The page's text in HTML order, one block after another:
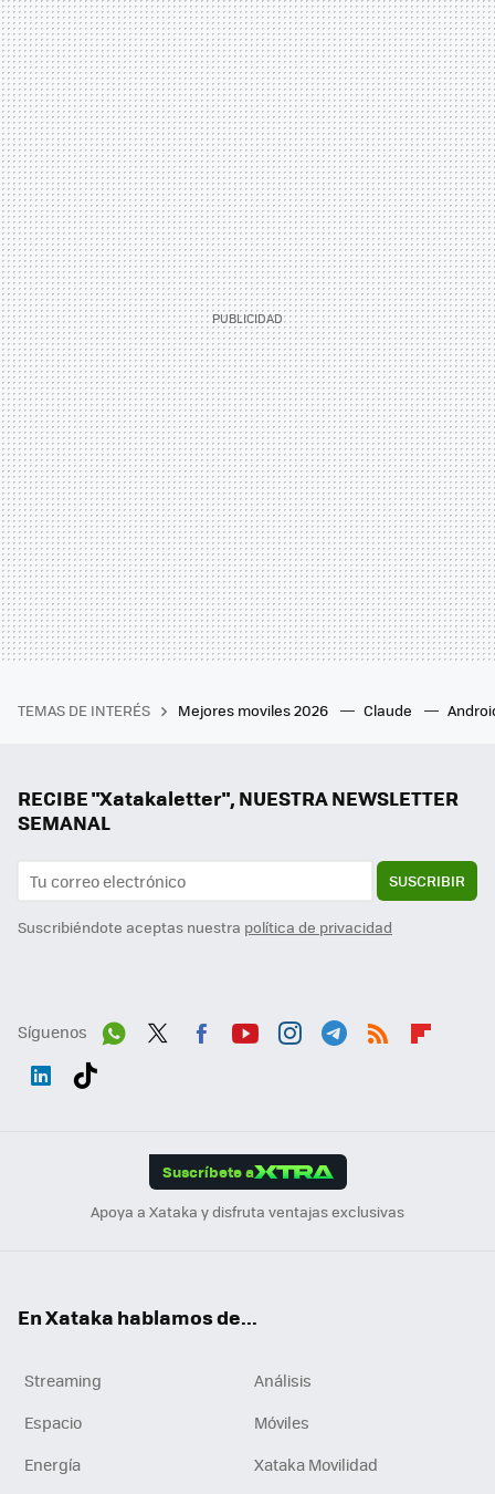
TEMAS DE INTERÉS Mejores moviles 2026 Claude
RECIBE "Xatakaletter", NUESTRA NEWSLETTER
SEMANAL
SUSCRIBIR
Suscribiéndote aceptas nuestra política de privacidad
Síguenos
Suscríbete a
Apoya a Xataka y disfruta ventajas exclusivas
En Xataka hablamos de...
Streaming
Análisis
Espacio
Móviles
Energía
Xataka Movilidad